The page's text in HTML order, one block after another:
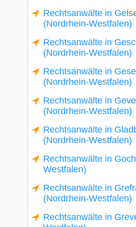
Rechtsanwälte in
(Nordrhein-Westfalen)
Rechtsanwälte in
(Nordrhein-Westfalen)
Rechtsanwälte in
(Nordrhein-Westfalen)
Rechtsanwälte in
(Nordrhein-Westfalen)
Rechtsanwälte in
(Nordrhein-Westfalen)
Rechtsanwälte in
Westfalen)
Rechtsanwälte in
(Nordrhein-Westfalen)
Rechtsanwälte in